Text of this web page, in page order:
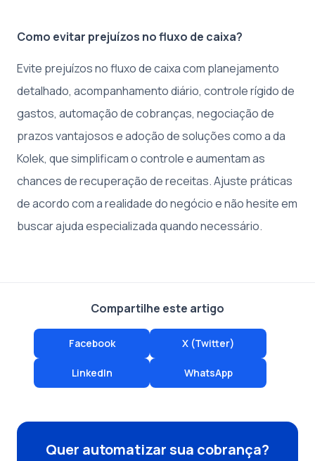
Como evitar prejuízos no fluxo de caixa?
Evite prejuízos no fluxo de caixa com planejamento
detalhado, acompanhamento diário, controle rígido de
gastos, automação de cobranças, negociação de
prazos vantajosos e adoção de soluções como a da
Kolek, que simplificam o controle e aumentam as
chances de recuperação de receitas. Ajuste práticas
de acordo com a realidade do negócio e não hesite em
buscar ajuda especializada quando necessário.
Compartilhe este artigo
Facebook X (Twitter)
LinkedIn WhatsApp
Quer automatizar sua cobrança?